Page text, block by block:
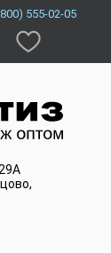
555-02-05
,